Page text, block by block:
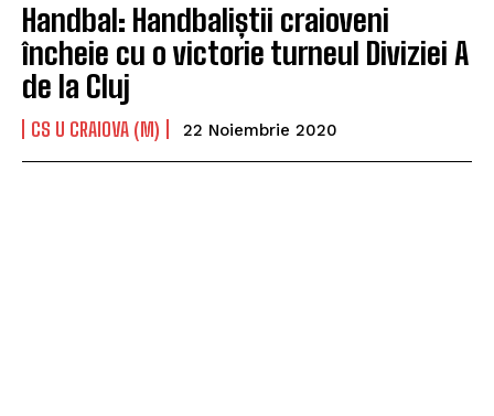
Handbal: Handbaliștii craioveni
încheie cu o victorie turneul Diviziei A
de la Cluj
CS U CRAIOVA (M) 22 Noiembrie 2020